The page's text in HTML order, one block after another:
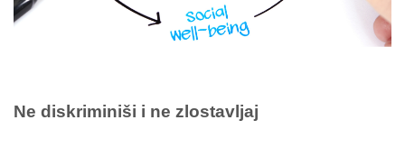
Ne diskriminiši i ne zlostavljaj